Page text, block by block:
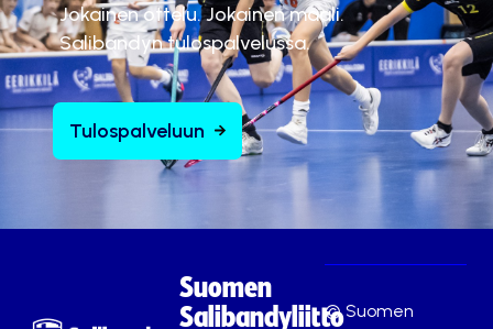
Jokainen ottelu. Jokainen maali.
Salibandyn tulospalvelussa.
Tulospalveluun
Suomen
Salibandyliitto© Suomen